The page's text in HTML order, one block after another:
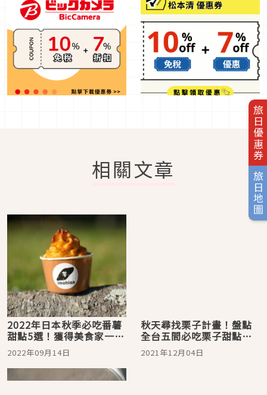
旅日優惠券
旅日地圖
相關文章
2022年日本秋季必吃番薯
甜點5選！獲得美食家一致
肯定的台灣產番薯冰淇淋
不吃不行
2022年09月14日
秋天尋找栗子計畫！盤點
全台五間必吃栗子甜點
店！
2021年12月04日